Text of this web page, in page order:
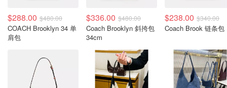
$288.00 $480.00
COACH Brooklyn 34 单
肩包
$336.00 $480.00
Coach Brooklyn 斜挎包
34cm
$238.00 $340.00
Coach Brook 链条包